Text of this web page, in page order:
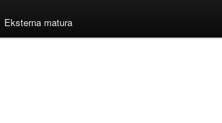
Eksterna matura